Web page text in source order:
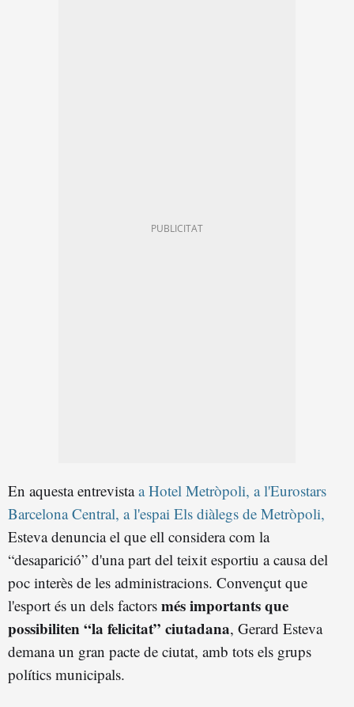
En aquesta entrevistaa Hotel Metròpoli, a l'Eurostars
Barcelona Central, a l'espai Els diàlegs de Metròpoli,
Esteva denuncia el que ell considera com la
“desaparició” d'una part del teixit esportiu a causa del
poc interès de les administracions. Convençut que
l'esport és un dels factors més importants que
possibiliten “la felicitat” ciutadana, Gerard Esteva
demana un gran pacte de ciutat, amb tots els grups
polítics municipals.